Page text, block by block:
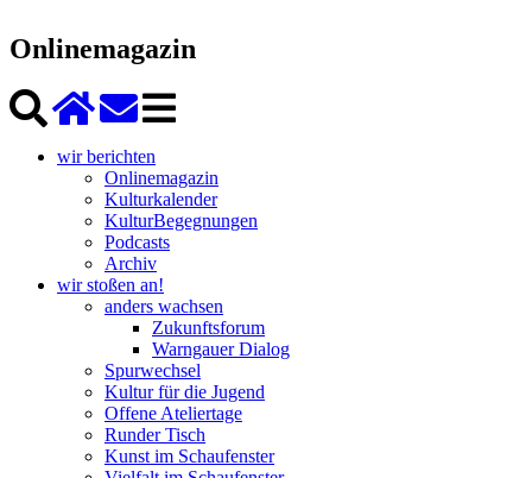
Onlinemagazin
wir berichten
Onlinemagazin
Kulturkalender
KulturBegegnungen
Podcasts
Archiv
wir stoßen an!
anders wachsen
Zukunftsforum
Warngauer Dialog
Spurwechsel
Kultur für die Jugend
Offene Ateliertage
Runder Tisch
Kunst im Schaufenster